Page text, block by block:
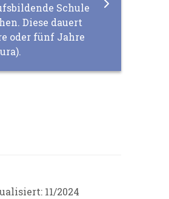
Schule
Diese dauert
oder fünf Jahre
11/2024